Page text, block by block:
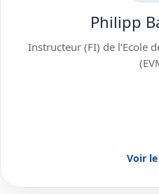
Philipp
Instructeur (FI) de l’Ecole
Voir